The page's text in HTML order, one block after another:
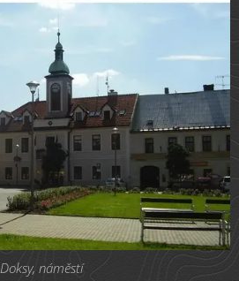
Doksy, náměstí